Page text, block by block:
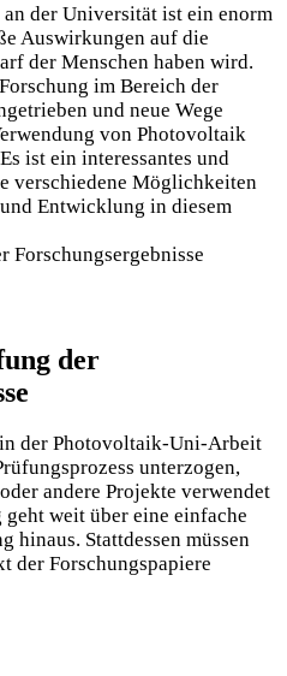
der Universität ist ein enorm
Auswirkungen auf die
der Menschen haben wird.
im Bereich der
und neue Wege
von Photovoltaik
ist ein interessantes und
verschiedene Möglichkeiten
Entwicklung in diesem
der
der Photovoltaik-Uni-Arbeit
unterzogen,
andere Projekte verwendet
weit über eine einfache
hinaus. Stattdessen müssen
der Forschungspapiere